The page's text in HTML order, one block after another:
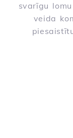
svarīgu
veida